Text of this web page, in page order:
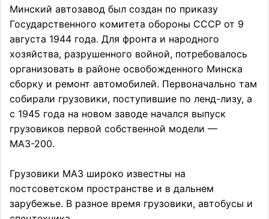
Минский автозавод был создан по приказу
Государственного комитета обороны СССР от 9
августа 1944 года. Для фронта и народного
хозяйства, разрушенного войной, потребовалось
организовать в районе освобожденного Минска
сборку и ремонт автомобилей. Первоначально там
собирали грузовики, поступившие по ленд-лизу, а
с 1945 года на новом заводе начался выпуск
грузовиков первой собственной модели —
МАЗ-200.
Грузовики МАЗ широко известны на
постсоветском пространстве и в дальнем
зарубежье. В разное время грузовики, автобусы и